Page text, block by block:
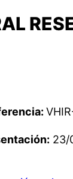
23/